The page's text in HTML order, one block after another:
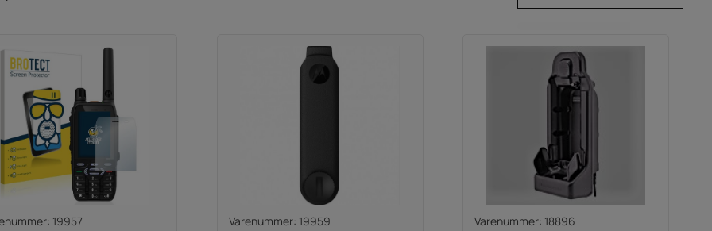
19957 Varenummer: 19959 Varenummer: 18896